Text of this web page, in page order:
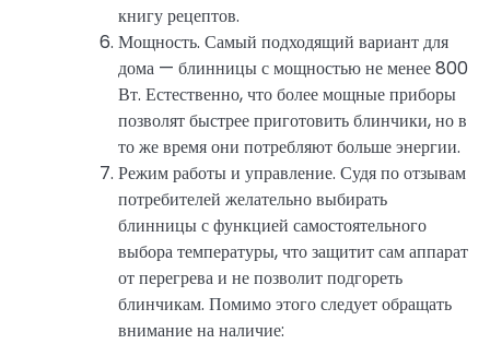
книгу рецептов.
Мощность. Самый подходящий вариант для
дома — блинницы с мощностью не менее 800
Вт. Естественно, что более мощные приборы
позволят быстрее приготовить блинчики, но в
то же время они потребляют больше энергии.
Режим работы и управление. Судя по отзывам
потребителей желательно выбирать
блинницы с функцией самостоятельного
выбора температуры, что защитит сам аппарат
от перегрева и не позволит подгореть
блинчикам. Помимо этого следует обращать
внимание на наличие: